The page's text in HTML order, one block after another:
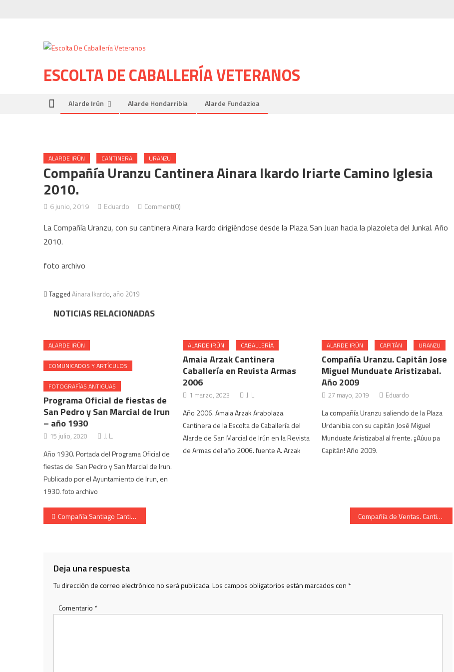
ESCOLTA DE CABALLERÍA VETERANOS
Alarde Irún Alarde Hondarribia Alarde Fundazioa
ALARDE IRÚN CANTINERA URANZU
Compañía Uranzu Cantinera Ainara Ikardo Iriarte Camino Iglesia
2010.
6 junio, 2019 Eduardo Comment(0)
La Compañía Uranzu, con su cantinera Ainara Ikardo dirigiéndose desde la Plaza San Juan hacia la plazoleta del Junkal. Año
2010.
foto archivo
Tagged Ainara Ikardo, año 2019
NOTICIAS RELACIONADAS
ALARDE IRÚN
COMUNICADOS Y ARTÍCULOS
FOTOGRAFÍAS ANTIGUAS
Programa Oficial de fiestas de
San Pedro y San Marcial de Irun
– año 1930
15 julio, 2020 J. L.
Año 1930. Portada del Programa Oficial de
fiestas de San Pedro y San Marcial de Irun.
Publicado por el Ayuntamiento de Irun, en
1930. foto archivo
ALARDE IRÚN CABALLERÍA
Amaia Arzak Cantinera
Caballería en Revista Armas
2006
1 marzo, 2023 J. L.
Año 2006. Amaia Arzak Arabolaza.
Cantinera de la Escolta de Caballería del
Alarde de San Marcial de Irún en la Revista
de Armas del año 2006. fuente A. Arzak
ALARDE IRÚN CAPITÁN URANZU
Compañía Uranzu. Capitán Jose
Miguel Munduate Aristizabal.
Año 2009
27 mayo, 2019 Eduardo
La compañía Uranzu saliendo de la Plaza
Urdanibia con su capitán José Miguel
Munduate Aristizabal al frente. ¡¡Aúuu pa
Capitán! Año 2009.
Navegación de entradas
Compañía Santiago Cantinera Nerea Arias Parra camino Iglesia 2010 Compañía de Ventas. Cantinera Aloña Martiarena Arrizabalaga. Año 2010.
Deja una respuesta
Tu dirección de correo electrónico no será publicada.Los campos obligatorios están marcados con *
Comentario *